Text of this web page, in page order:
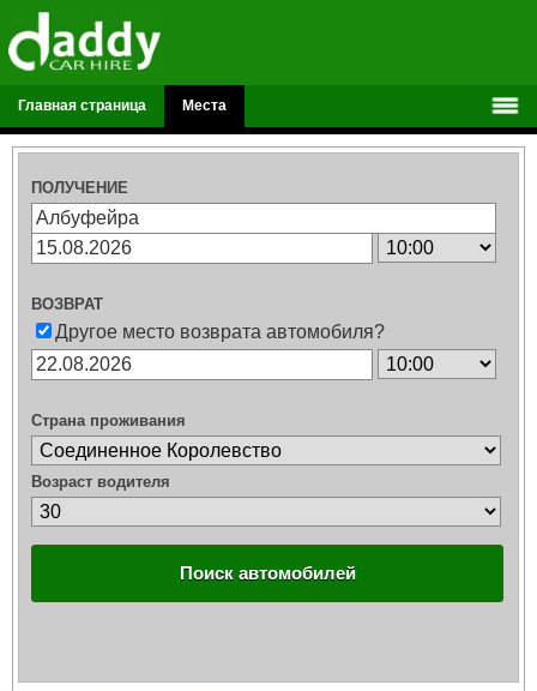
Главная страница Места
ПОЛУЧЕНИЕ
ВОЗВРАТ
Другое место возврата автомобиля?
Страна проживания
Возраст водителя
Поиск автомобилей